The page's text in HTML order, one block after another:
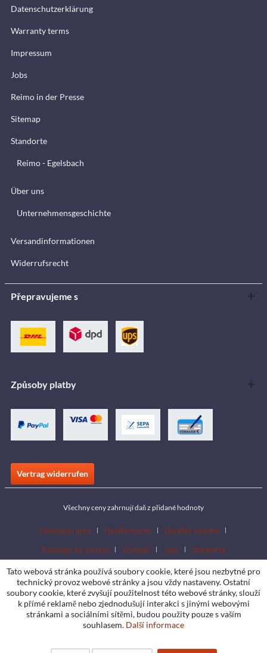
Datenschutzerklärung
Warranty terms
Impressum
Jobs
Reimo in der Presse
Sitemap
Standorte
Reimo - Egelsbach
Über uns
Unternehmensgeschichte
Versandinformationen
Widerrufsrecht
Přepravujeme s
Způsoby platby
Vertrag widerrufen
Všechny ceny zahrnují daň z přidané hodnoty
Download area Händlersuche
Händler werden
Katalogy ke stažení
Kontakt Jobs Standorte
Tato webová stránka používá soubory cookie, které jsou nezbytné pro
technický provoz webové stránky a jsou vždy nastaveny. Ostatní
soubory cookie, které zvyšují použitelnost této webové stránky, slouží
k přímé reklamě nebo zjednodušují interakci s jinými webovými
stránkami a sociálními sítěmi, budou použity pouze s vaším
souhlasem. Další informace